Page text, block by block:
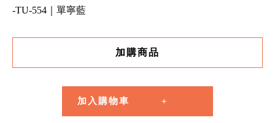
-TU-554｜單寧藍
加購商品
加入購物車